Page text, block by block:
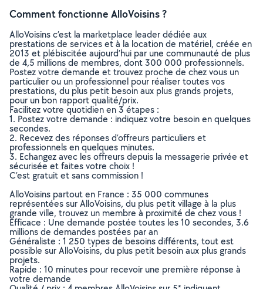
Comment fonctionne AlloVoisins ?
AlloVoisins c’est la marketplace leader dédiée aux
prestations de services et à la location de matériel, créée en
2013 et plébiscitée aujourd’hui par une communauté de plus
de 4,5 millions de membres, dont 300 000 professionnels.
Postez votre demande et trouvez proche de chez vous un
particulier ou un professionnel pour réaliser toutes vos
prestations, du plus petit besoin aux plus grands projets,
pour un bon rapport qualité/prix.
Facilitez votre quotidien en 3 étapes :
1. Postez votre demande : indiquez votre besoin en quelques
secondes.
2. Recevez des réponses d’offreurs particuliers et
professionnels en quelques minutes.
3. Echangez avec les offreurs depuis la messagerie privée et
sécurisée et faites votre choix !
C’est gratuit et sans commission !
AlloVoisins partout en France : 35 000 communes
représentées sur AlloVoisins, du plus petit village à la plus
grande ville, trouvez un membre à proximité de chez vous !
Efficace : Une demande postée toutes les 10 secondes, 3.6
millions de demandes postées par an
Généraliste : 1 250 types de besoins différents, tout est
possible sur AlloVoisins, du plus petit besoin aux plus grands
projets.
Rapide : 10 minutes pour recevoir une première réponse à
votre demande